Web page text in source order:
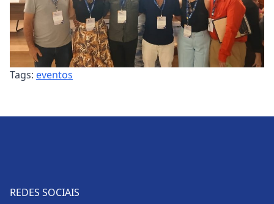
Tags: eventos
REDES SOCIAIS